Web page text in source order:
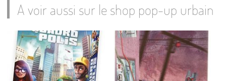
A voir aussi sur le shop pop-up urbain